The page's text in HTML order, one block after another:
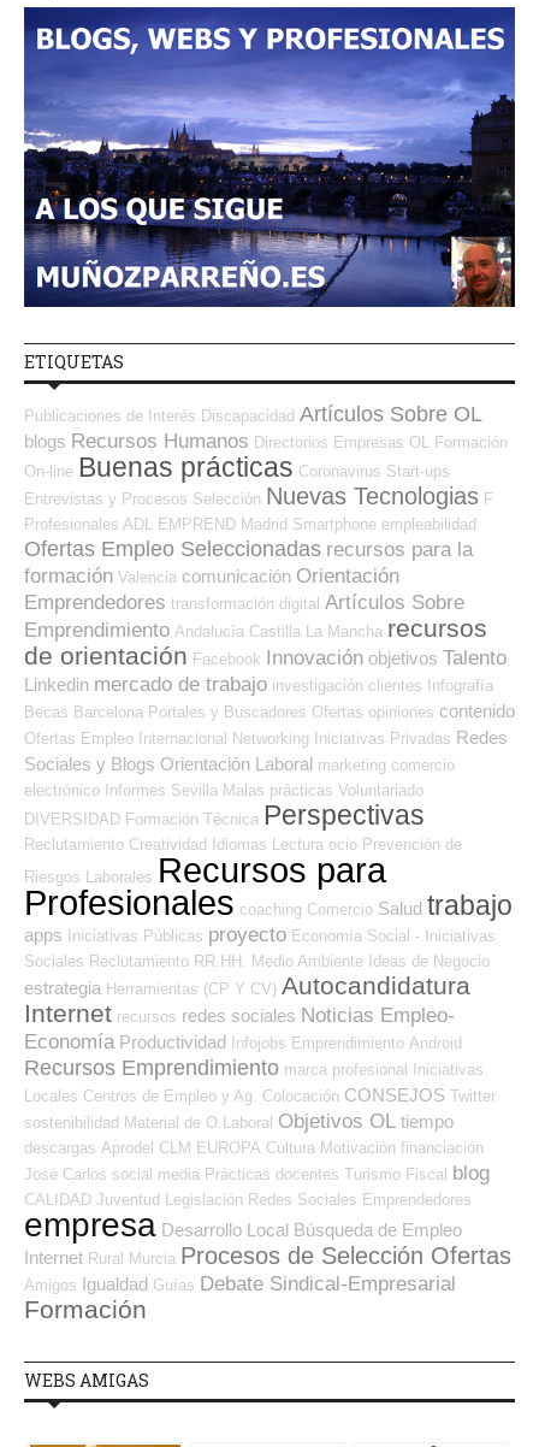
ETIQUETAS
Publicaciones de Interés Discapacidad Artículos Sobre OL
blogs Recursos Humanos Directorios Empresas OL
Formación
On-line Buenas prácticas Coronavirus Start-ups
Entrevistas y Procesos Selección Nuevas Tecnologias F
Profesionales ADL
EMPREND Madrid Smartphone empleabilidad
Ofertas Empleo Seleccionadas recursos para la
formación Valencia comunicación Orientación
Emprendedores transformación digital Artículos Sobre
Emprendimiento Andalucía Castilla La Mancha recursos
de orientación Facebook Innovación objetivos Talento
Linkedin mercado de trabajo investigación clientes Infografía
Becas Barcelona Portales y Buscadores Ofertas opiniones contenido
Ofertas Empleo Internacional Networking Iniciativas Privadas Redes
Sociales y Blogs Orientación Laboral marketing comercio
electrónico Informes Sevilla Malas prácticas Voluntariado
DIVERSIDAD Formación Técnica Perspectivas
Reclutamiento Creatividad Idiomas Lectura ocio Prevención de
Riesgos Laborales Recursos para
Profesionales coaching Comercio Salud trabajo
apps Iniciativas Públicas proyecto Economía Social - Iniciativas
Sociales Reclutamiento RR.HH. Medio Ambiente Ideas de Negocio
estrategia Herramientas (CP Y CV) Autocandidatura
Internet recursos redes sociales Noticias Empleo-
Economía Productividad Infojobs Emprendimiento Android
Recursos Emprendimiento marca profesional Iniciativas
Locales Centros de Empleo y Ag. Colocación CONSEJOS Twitter
sostenibilidad Material de O.Laboral Objetivos OL tiempo
descargas Aprodel CLM EUROPA Cultura Motivación financiación
José Carlos social media Prácticas docentes Turismo Fiscal blog
CALIDAD Juventud Legislación Redes Sociales Emprendedores
empresa Desarrollo Local Búsqueda de Empleo
Internet Rural Murcia Procesos de Selección Ofertas
Amigos Igualdad Guías Debate Sindical-Empresarial
Formación
WEBS AMIGAS